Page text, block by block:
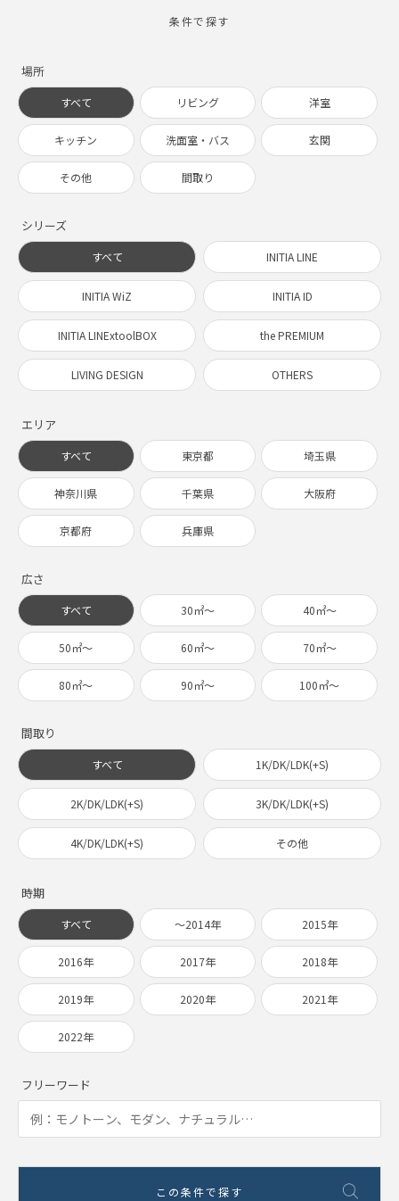
条件で探す
場所
すべて リビング 洋室
キッチン 洗面室・バス 玄関
その他 間取り
シリーズ
すべて INITIA LINE
INITIA WiZ INITIA ID
INITIA LINExtoolBOX the PREMIUM
LIVING DESIGN OTHERS
エリア
すべて 東京都 埼玉県
神奈川県 千葉県 大阪府
京都府 兵庫県
広さ
すべて 30㎡〜 40㎡〜
50㎡〜 60㎡〜 70㎡〜
80㎡〜 90㎡〜 100㎡〜
間取り
すべて 1K/DK/LDK(+S)
2K/DK/LDK(+S) 3K/DK/LDK(+S)
4K/DK/LDK(+S) その他
時期
すべて 〜2014年 2015年
2016年 2017年 2018年
2019年 2020年 2021年
2022年
フリーワード
この条件で探す